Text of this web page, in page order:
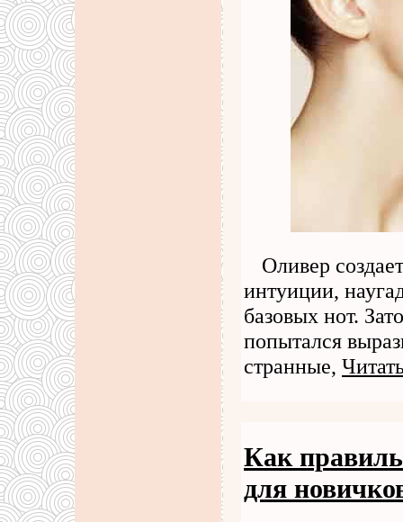
Оливер
интуиции,
базовых нот.
попытался
странные,
Как
для